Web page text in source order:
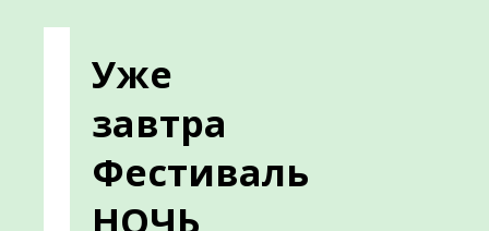
Уже
завтра
Фестиваль